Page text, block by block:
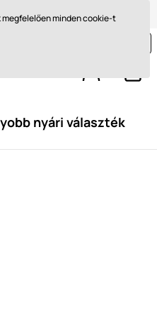
Blog Ft - HU
nyári választék
megfelelően minden cookie-t